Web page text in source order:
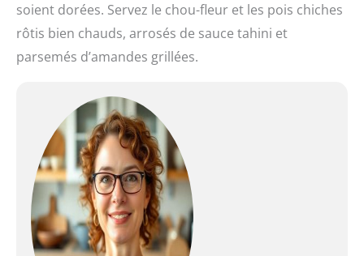
soient dorées. Servez le chou-fleur et les pois chiches
rôtis bien chauds, arrosés de sauce tahini et
parsemés d’amandes grillées.